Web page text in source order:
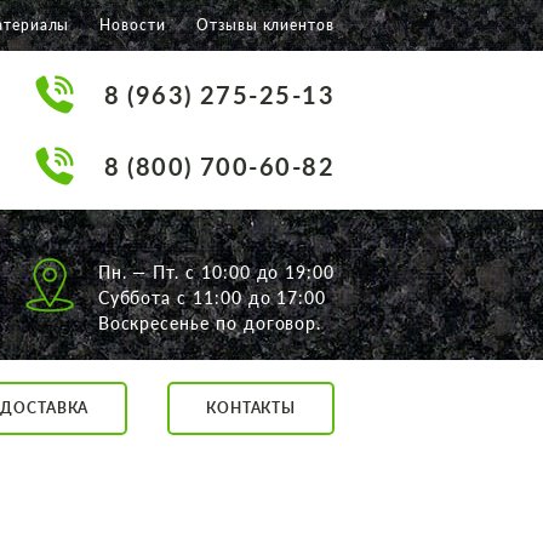
Новости Отзывы клиентов
8 (963) 275-25-13
8 (800) 700-60-82
Пн. — Пт. с 10:00 до 19:00
Суббота с 11:00 до 17:00
Воскресенье по договор.
ДОСТАВКА КОНТАКТЫ